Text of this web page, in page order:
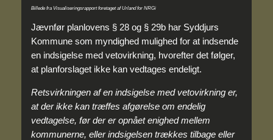
Billede fra Visualiseringsrapport foretaget af Urland for NRGi
Jævnfør planlovens § 28 og § 29b har Syddjurs
Kommune som myndighed mulighed for at indsende
en indsigelse med vetovirkning, hvorefter det følger,
at planforslaget ikke kan vedtages endeligt.
Retsvirkningen af en indsigelse med vetovirkning er,
at der ikke kan træffes afgørelse om endelig
vedtagelse, før der er opnået enighed mellem
kommunerne, eller indsigelsen trækkes tilbage eller